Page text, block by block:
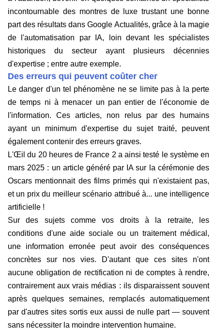
incontournable des montres de luxe trustant une bonne
part des résultats dans Google Actualités, grâce à la magie
de l'automatisation par IA, loin devant les spécialistes
historiques du secteur ayant plusieurs décennies
d'expertise ; entre autre exemple.
Des erreurs qui peuvent coûter cher
Le danger d'un tel phénomène ne se limite pas à la perte
de temps ni à menacer un pan entier de l'économie de
l'information. Ces articles, non relus par des humains
ayant un minimum d'expertise du sujet traité, peuvent
également contenir des erreurs graves.
L'Œil du 20 heures de France 2 a ainsi testé le système en
mars 2025 : un article généré par IA sur la cérémonie des
Oscars mentionnait des films primés qui n'existaient pas,
et un prix du meilleur scénario attribué à... une intelligence
artificielle !
Sur des sujets comme vos droits à la retraite, les
conditions d'une aide sociale ou un traitement médical,
une information erronée peut avoir des conséquences
concrètes sur nos vies. D'autant que ces sites n'ont
aucune obligation de rectification ni de comptes à rendre,
contrairement aux vrais médias : ils disparaissent souvent
après quelques semaines, remplacés automatiquement
par d'autres sites sortis eux aussi de nulle part — souvent
sans nécessiter la moindre intervention humaine.